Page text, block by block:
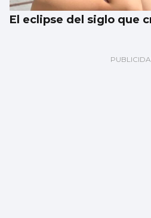
El eclipse del siglo que